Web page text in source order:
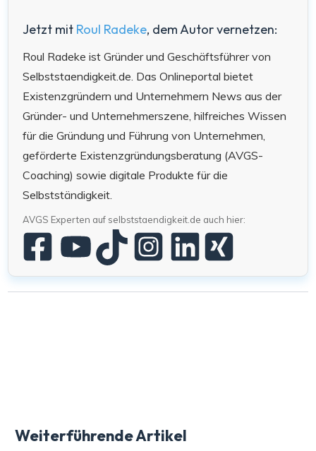
Jetzt mit Roul Radeke, dem Autor vernetzen:
Roul Radeke ist Gründer und Geschäftsführer von
Selbststaendigkeit.de. Das Onlineportal bietet
Existenzgründern und Unternehmern News aus der
Gründer- und Unternehmerszene, hilfreiches Wissen
für die Gründung und Führung von Unternehmen,
geförderte Existenzgründungsberatung (AVGS-
Coaching) sowie digitale Produkte für die
Selbstständigkeit.
AVGS Experten auf selbststaendigkeit.de auch hier:
Weiterführende Artikel